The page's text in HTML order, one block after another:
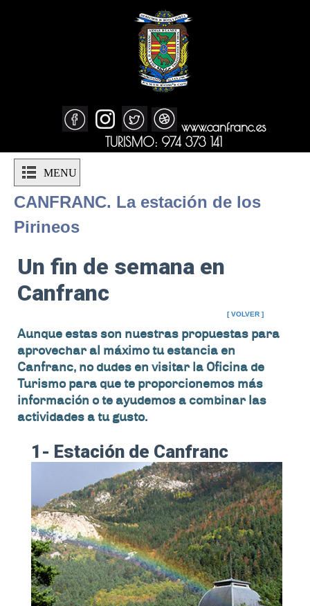
www.canfranc.es
TURISMO: 974 373 141
MENU
CANFRANC. La estación de los
Pirineos
Un fin de semana en
Canfranc
[ VOLVER ]
Aunque estas son nuestras propuestas para
aprovechar al máximo tu estancia en
Canfranc, no dudes en visitar la Oficina de
Turismo para que te proporcionemos más
información o te ayudemos a combinar las
actividades a tu gusto.
1- Estación de Canfranc